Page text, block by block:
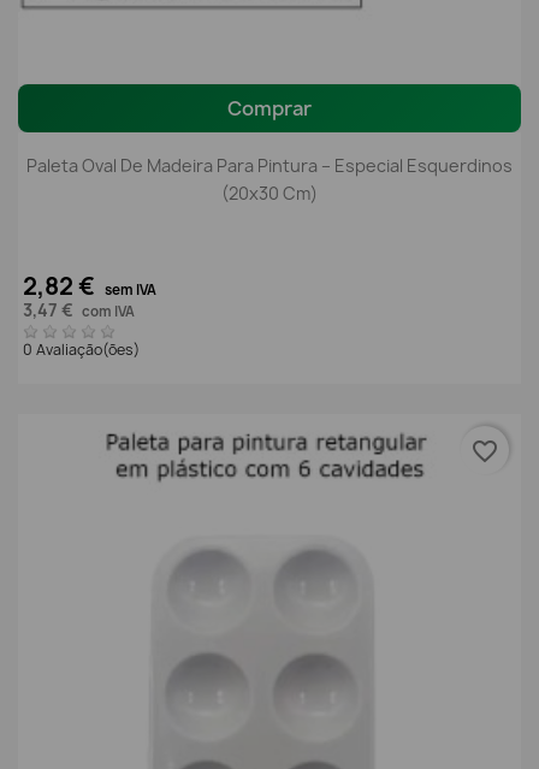
Comprar
Paleta Oval De Madeira Para Pintura – Especial Esquerdinos
(20x30 Cm)
2,82 € sem IVA
3,47 € com IVA
0 Avaliação(ões)
favorite_border